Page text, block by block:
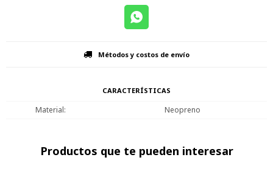
Métodos y costos de envío
CARACTERÍSTICAS
Material Neopreno
Productos que te pueden interesar